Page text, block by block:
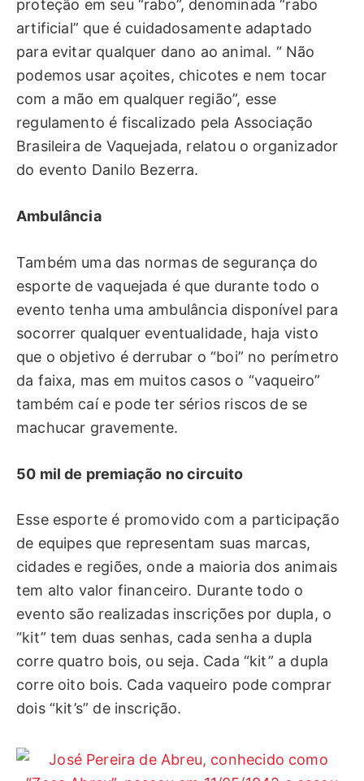
proteção em seu “rabo”, denominada “rabo
artificial” que é cuidadosamente adaptado
para evitar qualquer dano ao animal. “ Não
podemos usar açoites, chicotes e nem tocar
com a mão em qualquer região”, esse
regulamento é fiscalizado pela Associação
Brasileira de Vaquejada, relatou o organizador
do evento Danilo Bezerra.
Ambulância
Também uma das normas de segurança do
esporte de vaquejada é que durante todo o
evento tenha uma ambulância disponível para
socorrer qualquer eventualidade, haja visto
que o objetivo é derrubar o “boi” no perímetro
da faixa, mas em muitos casos o “vaqueiro”
também caí e pode ter sérios riscos de se
machucar gravemente.
50 mil de premiação no circuito
Esse esporte é promovido com a participação
de equipes que representam suas marcas,
cidades e regiões, onde a maioria dos animais
tem alto valor financeiro. Durante todo o
evento são realizadas inscrições por dupla, o
“kit” tem duas senhas, cada senha a dupla
corre quatro bois, ou seja. Cada “kit” a dupla
corre oito bois. Cada vaqueiro pode comprar
dois “kit’s” de inscrição.